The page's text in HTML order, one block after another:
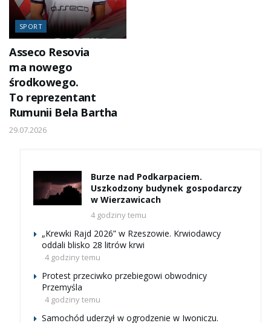
SPORT
Asseco Resovia
ma nowego
środkowego.
To reprezentant
Rumunii Bela Bartha
29.07.2026
Burze nad Podkarpaciem.
Uszkodzony budynek gospodarczy
w Wierzawicach
4 godziny temu
„Krewki Rajd 2026” w Rzeszowie. Krwiodawcy
oddali blisko 28 litrów krwi
4 godziny temu
Protest przeciwko przebiegowi obwodnicy
Przemyśla
4 godziny temu
Samochód uderzył w ogrodzenie w Iwoniczu.